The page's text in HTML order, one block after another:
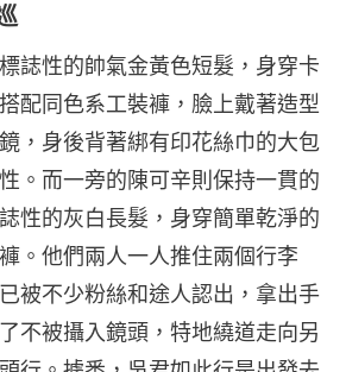
誌性的帥氣金黃色短髮，身穿卡
配同色系工裝褲，臉上戴著造型
，身後背著綁有印花絲巾的大包
。而一旁的陳可辛則保持一貫的
性的灰白長髮，身穿簡單乾淨的
。他們兩人一人推住兩個行李
被不少粉絲和途人認出，拿出手
不被攝入鏡頭，特地繞道走向另